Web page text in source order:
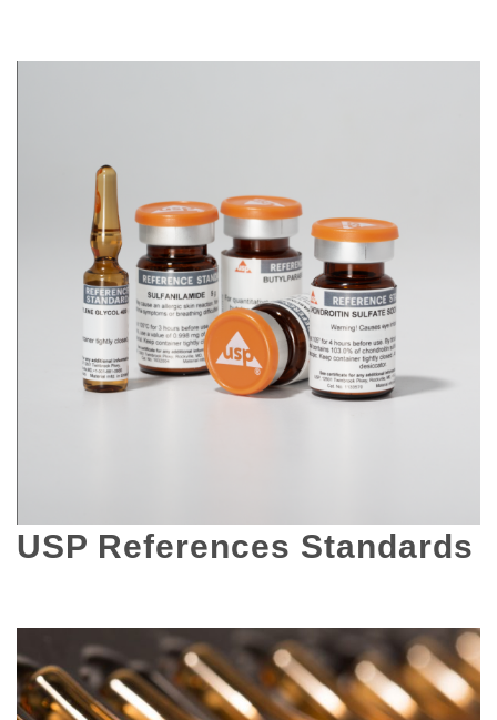
USP References Standards